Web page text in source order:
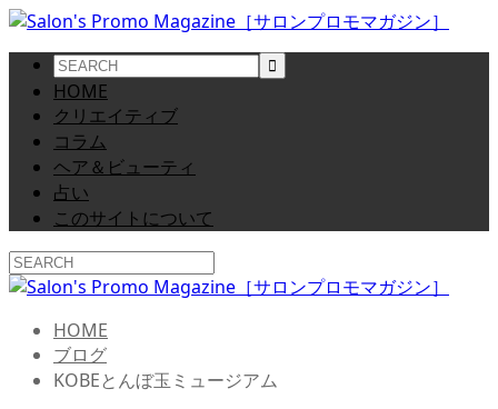
HOME
クリエイティブ
コラム
ヘア＆ビューティ
占い
このサイトについて
HOME
ブログ
KOBEとんぼ玉ミュージアム